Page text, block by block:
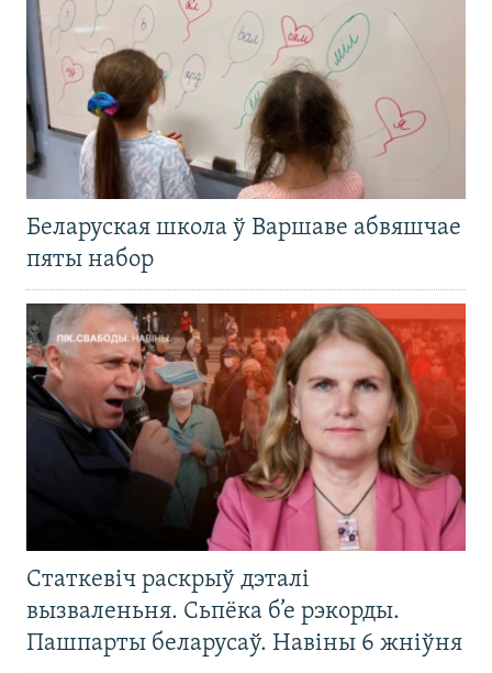
Беларуская школа ў Варшаве абвяшчае
пяты набор
Статкевіч раскрыў дэталі
вызваленьня. Сьпёка б’е рэкорды.
Пашпарты беларусаў. Навіны 6 жніўня